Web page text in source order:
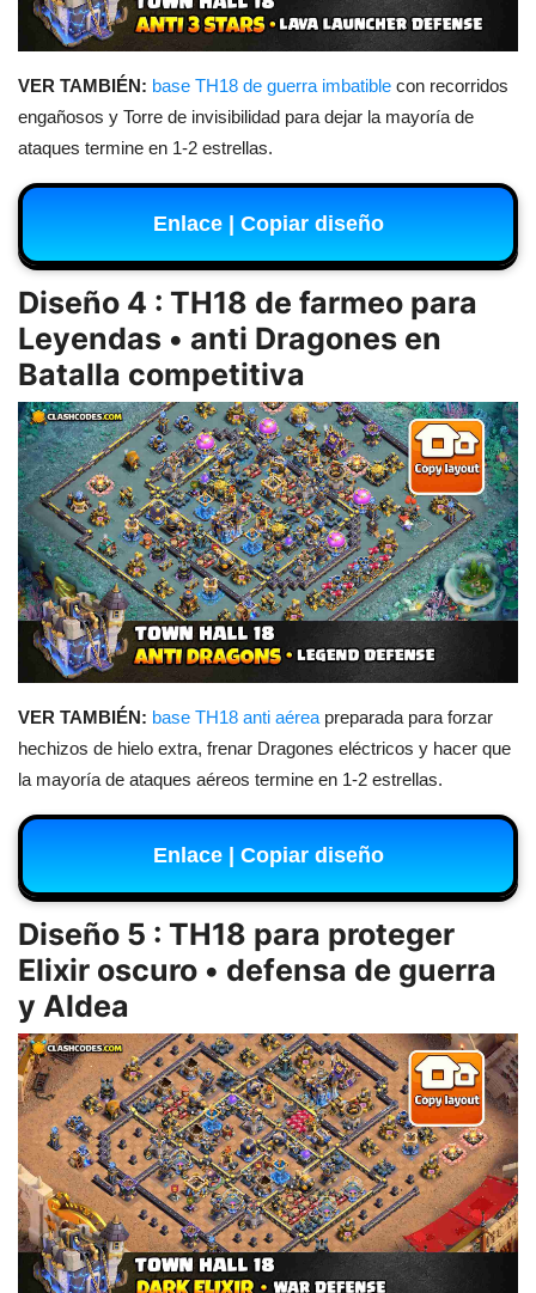
VER TAMBIÉN: base TH18 de guerra imbatible con recorridos
engañosos y Torre de invisibilidad para dejar la mayoría de
ataques termine en 1-2 estrellas.
Enlace | Copiar diseño
Diseño 4 : TH18 de farmeo para
Leyendas • anti Dragones en
Batalla competitiva
VER TAMBIÉN: base TH18 anti aérea preparada para forzar
hechizos de hielo extra, frenar Dragones eléctricos y hacer que
la mayoría de ataques aéreos termine en 1-2 estrellas.
Enlace | Copiar diseño
Diseño 5 : TH18 para proteger
Elixir oscuro • defensa de guerra
y Aldea